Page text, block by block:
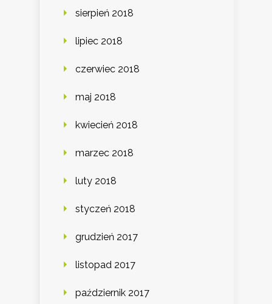
sierpień 2018
lipiec 2018
czerwiec 2018
maj 2018
kwiecień 2018
marzec 2018
luty 2018
styczeń 2018
grudzień 2017
listopad 2017
październik 2017